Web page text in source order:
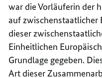
war die Vorläuferin der
auf zwischenstaatlicher
dieser
Einheitlichen
Grundlage gegeben.
Art dieser